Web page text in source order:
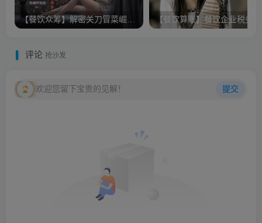
评论 抢沙发
欢迎您留下宝贵的见解！ 提交